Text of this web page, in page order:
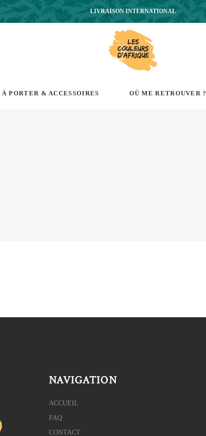
LIVRAISON INTERNATIONAL
PORTER & ACCESSOIRES OÙ ME RETROUVER ?
NAVIGATION
ACCUEIL
FAQ
CONTACT